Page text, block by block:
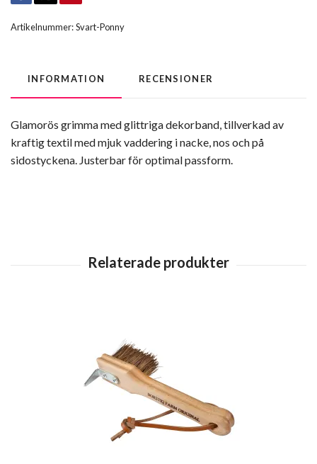
Artikelnummer:Svart-Ponny
INFORMATION RECENSIONER
Glamorös grimma med glittriga dekorband, tillverkad av
kraftig textil med mjuk vaddering i nacke, nos och på
sidostyckena. Justerbar för optimal passform.